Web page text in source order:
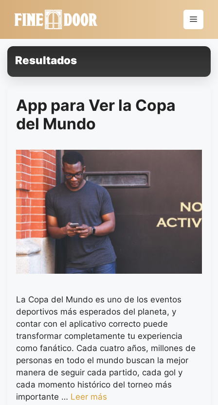
Menú
Resultados
App para Ver la Copa
del Mundo
La Copa del Mundo es uno de los eventos
deportivos más esperados del planeta, y
contar con el aplicativo correcto puede
transformar completamente tu experiencia
como fanático. Cada cuatro años, millones de
personas en todo el mundo buscan la mejor
manera de seguir cada partido, cada gol y
cada momento histórico del torneo más
importante … Leer más